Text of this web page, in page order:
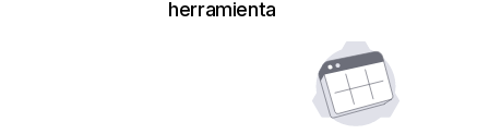
herramienta